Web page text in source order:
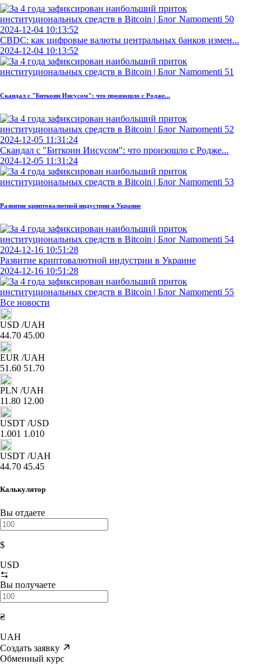
2024-12-04 10:13:52
CBDC: как цифровые валюты центральных банков измен...
2024-12-04 10:13:52
Скандал с "Биткоин Иисусом": что произошло с Родже...
2024-12-05 11:31:24
Скандал с "Биткоин Иисусом": что произошло с Родже...
2024-12-05 11:31:24
Развитие криптовалютной индустрии в Украине
2024-12-16 10:51:28
Развитие криптовалютной индустрии в Украине
2024-12-16 10:51:28
Все новости
USD /UAH
44.70 45.00
EUR /UAH
51.60 51.70
PLN /UAH
11.80 12.00
USDT /USD
1.001 1.010
USDT /UAH
44.70 45.45
Калькулятор
Вы отдаете
$
USD
Вы получаете
₴
UAH
Создать заявку
Обменный курс